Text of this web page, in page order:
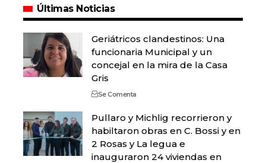
Últimas Noticias
Geriátricos clandestinos: Una
funcionaria Municipal y un
concejal en la mira de la Casa
Gris
Se Comenta
Pullaro y Michlig recorrieron y
habiltaron obras en C. Bossi y en
2 Rosas y La legua e
inauguraron 24 viviendas en